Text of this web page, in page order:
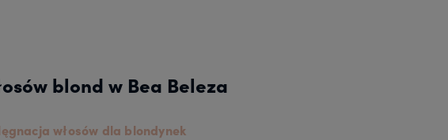
blond w Bea Beleza
włosów dla blondynek